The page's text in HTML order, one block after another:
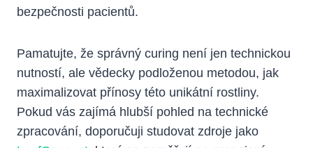
bezpečnosti pacientů.
Pamatujte, že správný curing není jen technickou
nutností, ale vědecky podloženou metodou, jak
maximalizovat přínosy této unikátní rostliny.
Pokud vás zajímá hlubší pohled na technické
zpracování, doporučuji studovat zdroje jako